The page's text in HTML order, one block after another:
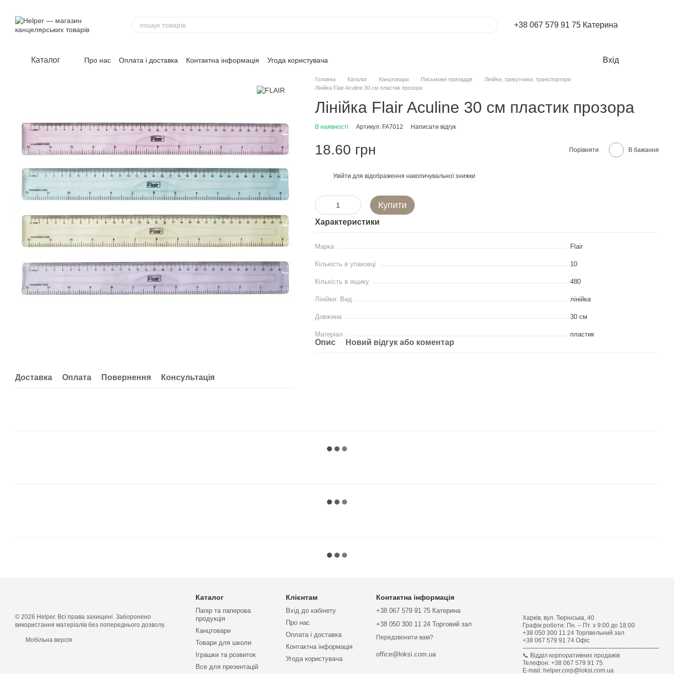
+38 067 579 91 75 Катерина
Каталог Про нас Оплата і доставка Контактна інформація Угода користувача Вхід
Доставка Оплата Повернення Консультація
Головна Каталог Канцтовари Письмове приладдя
Лінійки, трикутники, транспортири
Лінійка Flair Aculine 30 см пластик прозора
Лінійка Flair Aculine 30 см пластик прозора
В наявності Артикул: FA7012 Написати відгук
18.60 грн Порівняти В бажання
Увійти для відображення накопичувальної знижки
Купити
Характеристики
Марка Flair
Кількість в упаковці 10
Кількість в ящику 480
Лiнiйки: Вид лiнiйка
Довжина 30 см
Матеріал пластик
Опис Новий відгук або коментар
© 2026 Helper. Всі права захищені. Заборонено
використання матеріалів без попереднього дозволу.
Мобільна версія
Каталог
Папір та паперова
продукція
Канцтовари
Товари для школи
Іграшки та розвиток
Все для презентацій
Клієнтам
Вхід до кабінету
Про нас
Оплата і доставка
Контактна інформація
Угода користувача
Контактна інформація
+38 067 579 91 75 Катерина
+38 050 300 11 24 Торговий зал
Передзвонити вам?
office@loksi.com.ua
Харків, вул. Тюрінська, 40
Графік роботи: Пн. – Пт. з 9:00 до 18:00
+38 050 300 11 24 Торгівельний зал
+38 067 579 91 74 Офіс
⸻⸻⸻⸻⸻⸻⸻⸻
📞 Відділ корпоративних продажів
Телефон: +38 067 579 91 75
E-mail: helper.corp@loksi.com.ua